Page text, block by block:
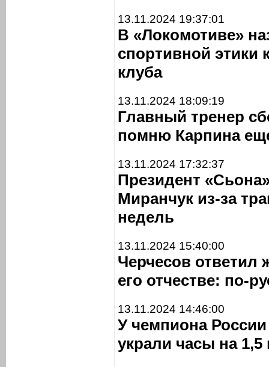
13.11.2024 19:37:01
В «Локомотиве»
спортивной этики
клуба
13.11.2024 18:09:19
Главный тренер
помню Карпина
13.11.2024 17:32:37
Президент
Миранчук из-за
недель
13.11.2024 15:40:00
Черчесов ответил
его отчестве: по-
13.11.2024 14:46:00
У чемпиона
украли часы на